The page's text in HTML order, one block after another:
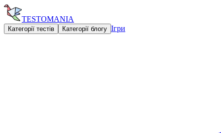
TESTOMANIA
Категорії тестів Категорії блогу Ігри